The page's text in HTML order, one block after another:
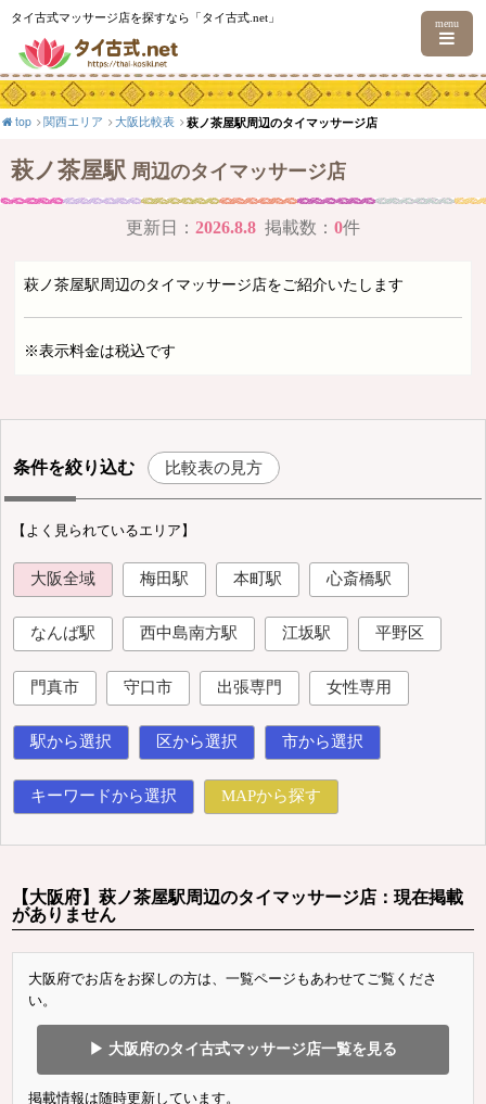
タイ古式マッサージ店を探すなら「タイ古式.net」 menu
top 関西エリア 大阪比較表 萩ノ茶屋駅周辺のタイマッサージ店
萩ノ茶屋駅 周辺のタイマッサージ店
更新日： 2026.8.8 掲載数： 0件
萩ノ茶屋駅周辺のタイマッサージ店をご紹介いたします
※表示料金は税込です
条件を絞り込む 比較表の見方
【よく見られているエリア】
大阪全域 梅田駅 本町駅 心斎橋駅
なんば駅 西中島南方駅 江坂駅 平野区
門真市 守口市 出張専門 女性専用
駅から選択 区から選択 市から選択
キーワードから選択 MAPから探す
【大阪府】萩ノ茶屋駅周辺のタイマッサージ店：現在掲載
がありません
大阪府でお店をお探しの方は、一覧ページもあわせてご覧くださ
い。
▶ 大阪府のタイ古式マッサージ店一覧を見る
掲載情報は随時更新しています。